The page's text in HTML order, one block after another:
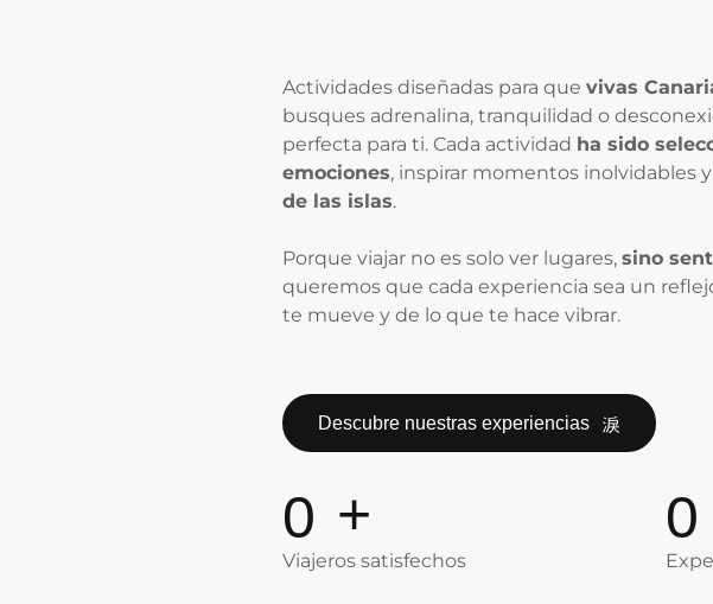
Actividades diseñadas para que vivas
busques adrenalina, tranquilidad o
perfecta para ti. Cada actividad ha sido
emociones, inspirar momentos inolvidables y
de las islas.
Porque viajar no es solo ver lugares, sino
queremos que cada experiencia sea un
te mueve y de lo que te hace vibrar.
Descubre nuestras experiencias
0 +
Viajeros satisfechos
0